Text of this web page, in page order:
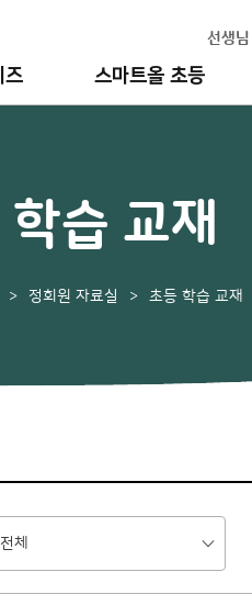
즈 스마트올 초등
선생
습 교재
정회원 자료실 초등 학습 교재
전체